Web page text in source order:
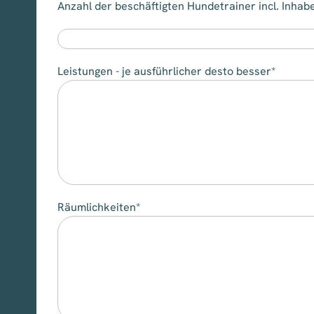
Anzahl der beschäftigten Hundetrainer incl.
Leistungen - je ausführlicher desto besser*
Räumlichkeiten*